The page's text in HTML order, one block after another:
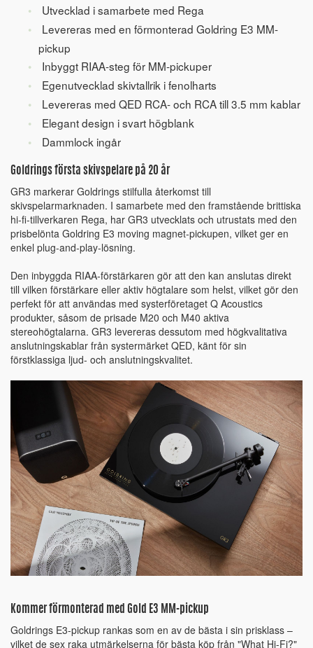
Utvecklad i samarbete med Rega
Levereras med en förmonterad Goldring E3 MM-
pickup
Inbyggt RIAA-steg för MM-pickuper
Egenutvecklad skivtallrik i fenolharts
Levereras med QED RCA- och RCA till 3.5 mm kablar
Elegant design i svart högblank
Dammlock ingår
Goldrings första skivspelare på 20 år
GR3 markerar Goldrings stilfulla återkomst till
skivspelarmarknaden. I samarbete med den framstående brittiska
hi-fi-tillverkaren Rega, har GR3 utvecklats och utrustats med den
prisbelönta Goldring E3 moving magnet-pickupen, vilket ger en
enkel plug-and-play-lösning.
Den inbyggda RIAA-förstärkaren gör att den kan anslutas direkt
till vilken förstärkare eller aktiv högtalare som helst, vilket gör den
perfekt för att användas med systerföretaget Q Acoustics
produkter, såsom de prisade M20 och M40 aktiva
stereohögtalarna. GR3 levereras dessutom med högkvalitativa
anslutningskablar från systermärket QED, känt för sin
förstklassiga ljud- och anslutningskvalitet.
Kommer förmonterad med Gold E3 MM-pickup
Goldrings E3-pickup rankas som en av de bästa i sin prisklass –
vilket de sex raka utmärkelserna för bästa köp från "What Hi-Fi?"